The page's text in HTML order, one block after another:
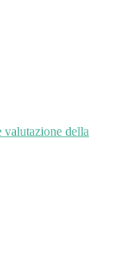
valutazione della